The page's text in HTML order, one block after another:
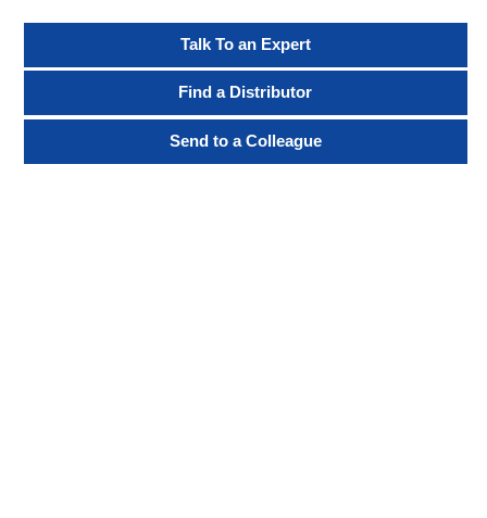
Talk To an Expert
Find a Distributor
Send to a Colleague